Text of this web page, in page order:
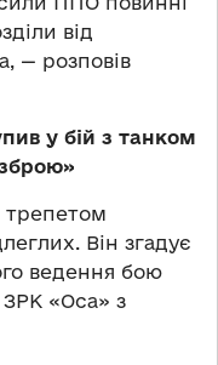
від
— розповів
у бій з танком
трепетом
Він згадує
ведення бою
«Оса» з